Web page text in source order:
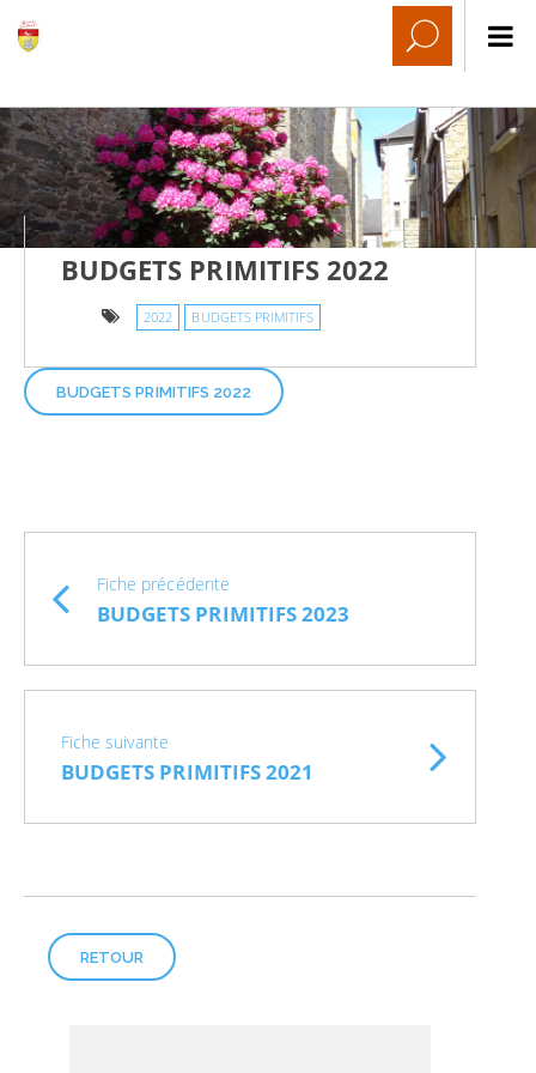
BUDGETS PRIMITIFS 2022
2022 BUDGETS PRIMITIFS
BUDGETS PRIMITIFS 2022
Fiche précédente
BUDGETS PRIMITIFS 2023
Fiche suivante
BUDGETS PRIMITIFS 2021
RETOUR